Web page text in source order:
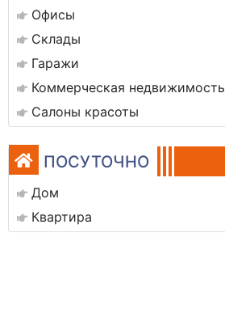
Офисы
Склады
Гаражи
Коммерческая недвижимость
Салоны красоты
ПОСУТОЧНО
Дом
Квартира